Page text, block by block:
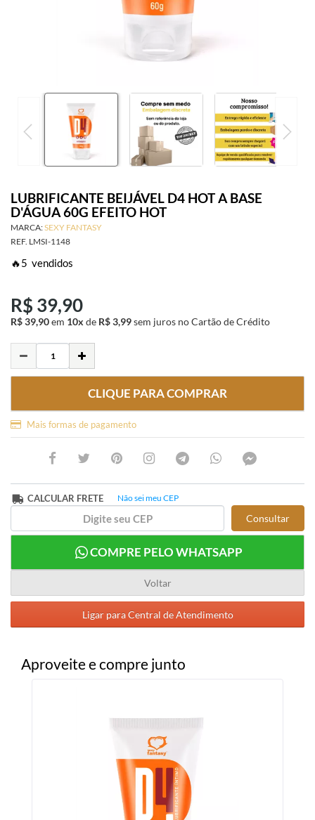
BRINCADEIRAS
INFORMAÇÕES
LUBRIFICANTE BEIJÁVEL D4 HOT A BASE
D'ÁGUA 60G EFEITO HOT
MARCA:SEXY FANTASY
REF. LMSI-1148
🔥5 vendidos
R$ 39,90
R$ 39,90em 10x de R$ 3,99sem juros no Cartão de Crédito
CLIQUE PARA COMPRAR
Mais formas de pagamento
CALCULAR FRETE Não sei meu CEP
Consultar
COMPRE PELO WHATSAPP
Voltar
Ligar para Central de Atendimento
Aproveite e compre junto